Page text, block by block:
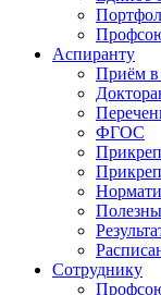
Аспиранту
Приём в
ФГОС
Сотруднику